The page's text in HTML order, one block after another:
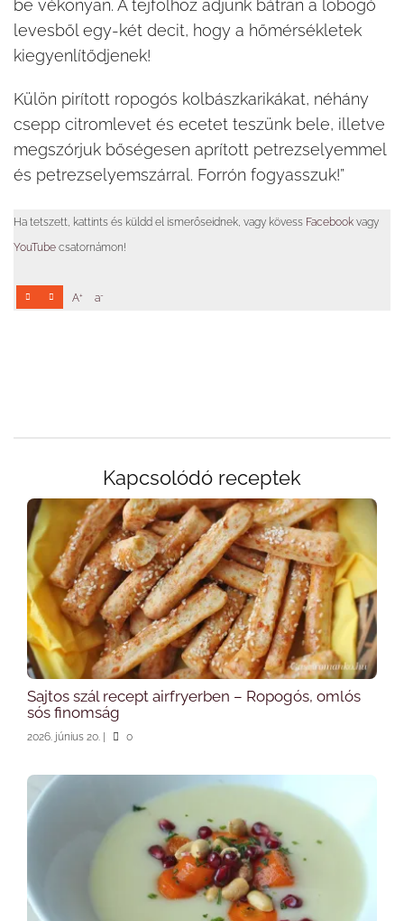
be vékonyan. A tejfölhöz adjunk bátran a lobogó
levesből egy-két decit, hogy a hőmérsékletek
kiegyenlítődjenek!
Külön pirított ropogós kolbászkarikákat, néhány
csepp citromlevet és ecetet teszünk bele, illetve
megszórjuk bőségesen aprított petrezselyemmel
és petrezselyemszárral. Forrón fogyasszuk!”
Ha tetszett, kattints és küldd el ismerőseidnek, vagy kövess Facebook vagy
YouTube csatornámon!
A+ a-
Kapcsolódó receptek
Sajtos szál recept airfryerben – Ropogós, omlós
sós finomság
2026. június 20. 0